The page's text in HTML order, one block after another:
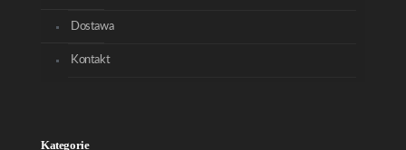
Dostawa
Kontakt
Kategorie